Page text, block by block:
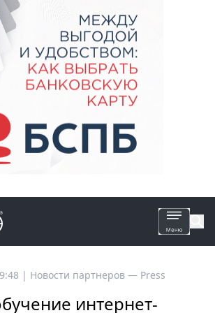
| Новости партнеров — Press
интернет-